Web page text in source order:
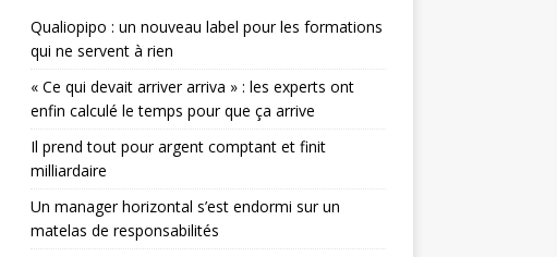
Qualiopipo : un nouveau label pour les formations
qui ne servent à rien
« Ce qui devait arriver arriva » : les experts ont
enfin calculé le temps pour que ça arrive
Il prend tout pour argent comptant et finit
milliardaire
Un manager horizontal s’est endormi sur un
matelas de responsabilités